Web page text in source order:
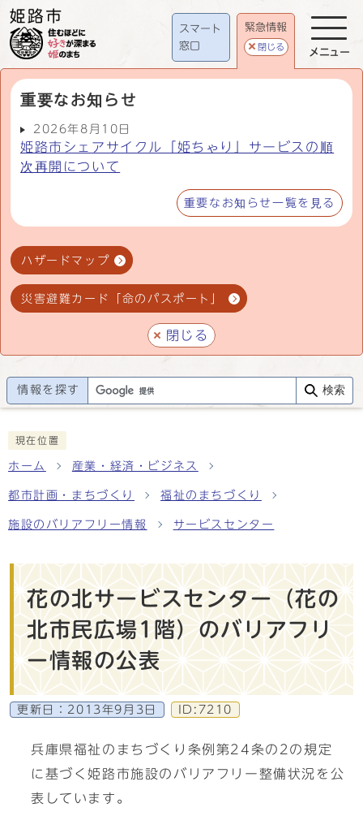
スマート
窓口
緊急情報
閉じる
重要なお知らせ
2026年8月10日
姫路市シェアサイクル「姫ちゃり」サービスの順
次再開について
重要なお知らせ一覧を見る
ハザードマップ
災害避難カード「命のパスポート」
閉じる
メニュー
情報を探す 検索
現在位置
ホーム 産業・経済・ビジネス
都市計画・まちづくり 福祉のまちづくり
施設のバリアフリー情報 サービスセンター
花の北サービスセンター（花の
北市民広場1階）のバリアフリ
ー情報の公表
更新日： 2013年9月3日 ID:7210
兵庫県福祉のまちづくり条例第24条の2の規定
に基づく姫路市施設のバリアフリー整備状況を公
表しています。